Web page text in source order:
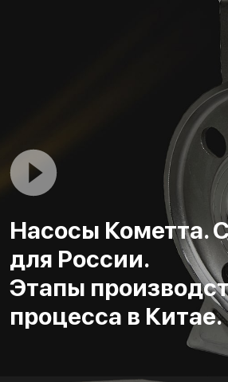
Насосы Кометта.
для России.
Этапы
процесса в Китае.